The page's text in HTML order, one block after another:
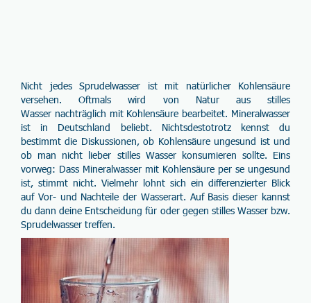
Nicht jedes Sprudelwasser ist mit natürlicher Kohlensäure
versehen. Oftmals wird von Natur aus stilles
Wasser nachträglich mit Kohlensäure bearbeitet. Mineralwasser
ist in Deutschland beliebt. Nichtsdestotrotz kennst du
bestimmt die Diskussionen, ob Kohlensäure ungesund ist und
ob man nicht lieber stilles Wasser konsumieren sollte. Eins
vorweg: Dass Mineralwasser mit Kohlensäure per se ungesund
ist, stimmt nicht. Vielmehr lohnt sich ein differenzierter Blick
auf Vor- und Nachteile der Wasserart. Auf Basis dieser kannst
du dann deine Entscheidung für oder gegen stilles Wasser bzw.
Sprudelwasser treffen.